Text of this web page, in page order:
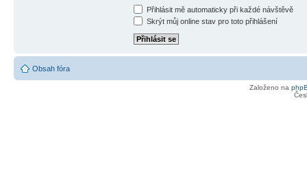
Přihlásit mě automaticky při každé návštěvě
Skrýt můj online stav pro toto přihlášení
Obsah fóra
Založeno na